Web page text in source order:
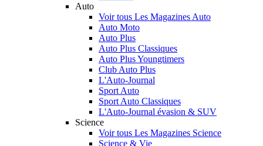
Auto
Voir tous Les Magazines Auto
Auto Moto
Auto Plus
Auto Plus Classiques
Auto Plus Youngtimers
Club Auto Plus
L'Auto-Journal
Sport Auto
Sport Auto Classiques
L'Auto-Journal évasion & SUV
Science
Voir tous Les Magazines Science
Science & Vie